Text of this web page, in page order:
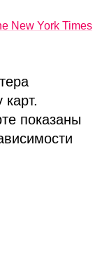
New York Times
показаны